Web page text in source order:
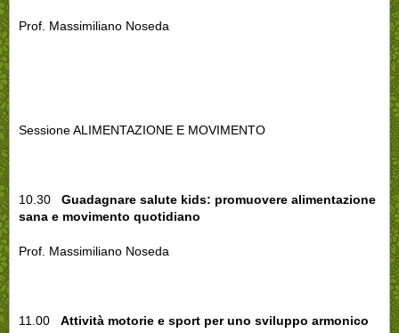
Prof. Massimiliano Noseda
Sessione ALIMENTAZIONE E MOVIMENTO
10.30 Guadagnare salute kids: promuovere alimentazione
sana e movimento quotidiano
Prof. Massimiliano Noseda
11.00 Attività motorie e sport per uno sviluppo armonico